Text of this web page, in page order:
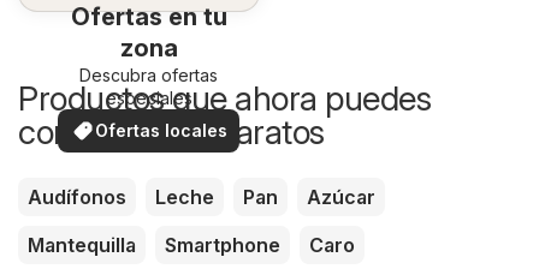
Ofertas en tu
zona
Descubra ofertas
especiales
Ofertas locales
Productos que ahora puedes
comprar más baratos
Audífonos Leche Pan
Azúcar
Mantequilla
Smartphone Caro